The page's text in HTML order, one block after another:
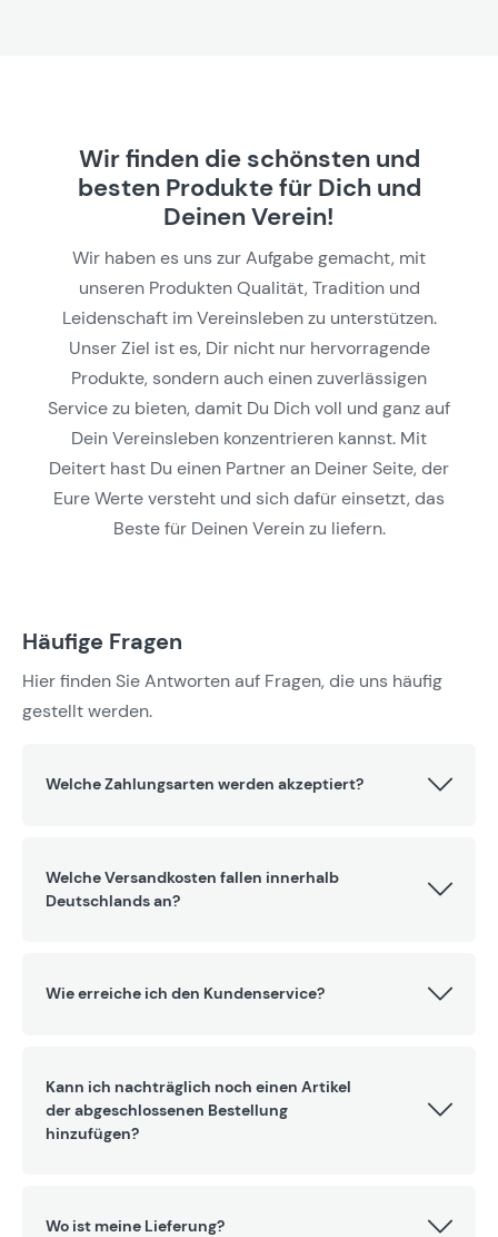
Wir finden die schönsten und
besten Produkte für Dich und
Deinen Verein!
Wir haben es uns zur Aufgabe gemacht, mit
unseren Produkten Qualität, Tradition und
Leidenschaft im Vereinsleben zu unterstützen.
Unser Ziel ist es, Dir nicht nur hervorragende
Produkte, sondern auch einen zuverlässigen
Service zu bieten, damit Du Dich voll und ganz auf
Dein Vereinsleben konzentrieren kannst. Mit
Deitert hast Du einen Partner an Deiner Seite, der
Eure Werte versteht und sich dafür einsetzt, das
Beste für Deinen Verein zu liefern.
Häufige Fragen
Hier finden Sie Antworten auf Fragen, die uns häufig
gestellt werden.
Welche Zahlungsarten werden akzeptiert?
Welche Versandkosten fallen innerhalb
Deutschlands an?
Wie erreiche ich den Kundenservice?
Kann ich nachträglich noch einen Artikel
der abgeschlossenen Bestellung
hinzufügen?
Wo ist meine Lieferung?